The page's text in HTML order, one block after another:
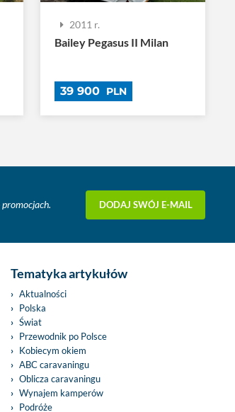
2011 r.
Bailey Pegasus II Milan
39 900 PLN
DODAJ SWÓJ E-MAIL
Tematyka artykułów
Aktualności
Polska
Świat
Przewodnik po Polsce
Kobiecym okiem
ABC caravaningu
Oblicza caravaningu
Wynajem kamperów
Podróże